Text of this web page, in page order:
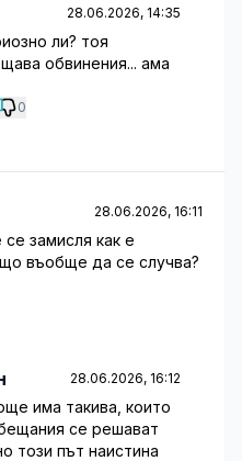
28.06.2026, 14:35
ли? тоя
обвинения... ама
0
28.06.2026, 16:11
се замисля как е
въобще да се случва?
28.06.2026, 16:12
има такива, които
се решават
този път наистина